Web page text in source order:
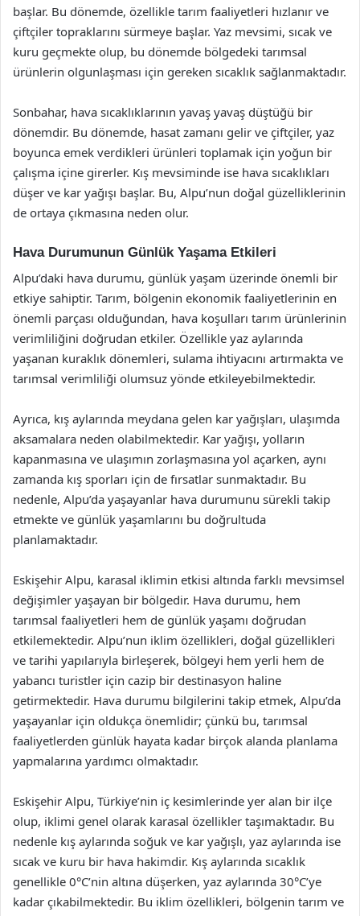
başlar. Bu dönemde, özellikle tarım faaliyetleri hızlanır ve
çiftçiler topraklarını sürmeye başlar. Yaz mevsimi, sıcak ve
kuru geçmekte olup, bu dönemde bölgedeki tarımsal
ürünlerin olgunlaşması için gereken sıcaklık sağlanmaktadır.
Sonbahar, hava sıcaklıklarının yavaş yavaş düştüğü bir
dönemdir. Bu dönemde, hasat zamanı gelir ve çiftçiler, yaz
boyunca emek verdikleri ürünleri toplamak için yoğun bir
çalışma içine girerler. Kış mevsiminde ise hava sıcaklıkları
düşer ve kar yağışı başlar. Bu, Alpu’nun doğal güzelliklerinin
de ortaya çıkmasına neden olur.
Hava Durumunun Günlük Yaşama Etkileri
Alpu’daki hava durumu, günlük yaşam üzerinde önemli bir
etkiye sahiptir. Tarım, bölgenin ekonomik faaliyetlerinin en
önemli parçası olduğundan, hava koşulları tarım ürünlerinin
verimliliğini doğrudan etkiler. Özellikle yaz aylarında
yaşanan kuraklık dönemleri, sulama ihtiyacını artırmakta ve
tarımsal verimliliği olumsuz yönde etkileyebilmektedir.
Ayrıca, kış aylarında meydana gelen kar yağışları, ulaşımda
aksamalara neden olabilmektedir. Kar yağışı, yolların
kapanmasına ve ulaşımın zorlaşmasına yol açarken, aynı
zamanda kış sporları için de fırsatlar sunmaktadır. Bu
nedenle, Alpu’da yaşayanlar hava durumunu sürekli takip
etmekte ve günlük yaşamlarını bu doğrultuda
planlamaktadır.
Eskişehir Alpu, karasal iklimin etkisi altında farklı mevsimsel
değişimler yaşayan bir bölgedir. Hava durumu, hem
tarımsal faaliyetleri hem de günlük yaşamı doğrudan
etkilemektedir. Alpu’nun iklim özellikleri, doğal güzellikleri
ve tarihi yapılarıyla birleşerek, bölgeyi hem yerli hem de
yabancı turistler için cazip bir destinasyon haline
getirmektedir. Hava durumu bilgilerini takip etmek, Alpu’da
yaşayanlar için oldukça önemlidir; çünkü bu, tarımsal
faaliyetlerden günlük hayata kadar birçok alanda planlama
yapmalarına yardımcı olmaktadır.
Eskişehir Alpu, Türkiye’nin iç kesimlerinde yer alan bir ilçe
olup, iklimi genel olarak karasal özellikler taşımaktadır. Bu
nedenle kış aylarında soğuk ve kar yağışlı, yaz aylarında ise
sıcak ve kuru bir hava hakimdir. Kış aylarında sıcaklık
genellikle 0°C’nin altına düşerken, yaz aylarında 30°C’ye
kadar çıkabilmektedir. Bu iklim özellikleri, bölgenin tarım ve